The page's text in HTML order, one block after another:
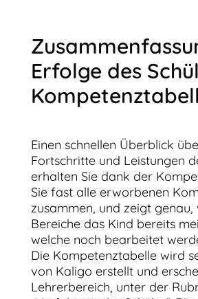
Erfolge des
Einen schnellen Überblick
Fortschritte und Leistungen
erhalten Sie dank der
Sie fast alle erworbenen
zusammen, und zeigt genau,
Bereiche das Kind bereits
welche noch bearbeitet
Die Kompetenztabelle wird
von Kaligo erstellt und
Lehrerbereich, unter der